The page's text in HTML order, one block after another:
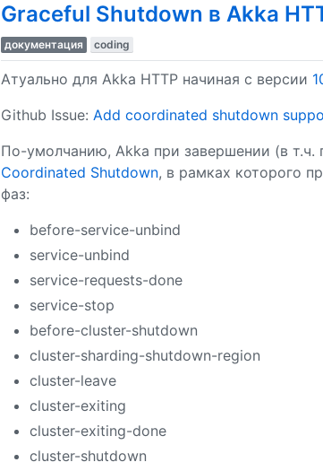
Graceful Shutdown в Akka
документация coding
Атуально для Akka HTTP начиная с версии
Github Issue: Add coordinated shutdown
По-умолчанию, Akka при завершении (в т.ч.
Coordinated Shutdown, в рамках которого
фаз:
before-service-unbind
service-unbind
service-requests-done
service-stop
before-cluster-shutdown
cluster-sharding-shutdown-region
cluster-leave
cluster-exiting
cluster-exiting-done
cluster-shutdown